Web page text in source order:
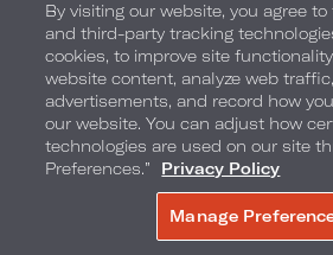
By visiting our website, you agree
and third-party tracking
cookies, to improve site
website content, analyze web
advertisements, and record how
our website. You can adjust how
technologies are used on our site
Preferences.”
Privacy Policy
ManageRÉSERVER